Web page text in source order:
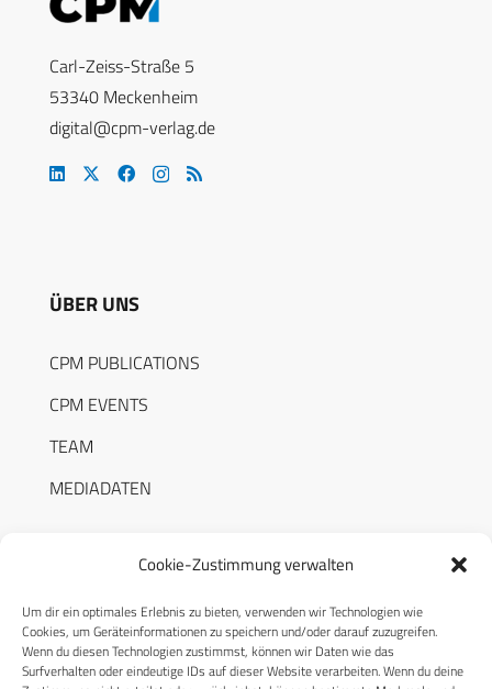
Cookie-Zustimmung verwalten
Um dir ein optimales Erlebnis zu bieten, verwenden wir Technologien wie
Cookies, um Geräteinformationen zu speichern und/oder darauf zuzugreifen.
Wenn du diesen Technologien zustimmst, können wir Daten wie das
Surfverhalten oder eindeutige IDs auf dieser Website verarbeiten. Wenn du deine
Carl-Zeiss-Straße 5
53340 Meckenheim
digital@cpm-verlag.de
ÜBER UNS
CPM PUBLICATIONS
CPM EVENTS
TEAM
MEDIADATEN
RECHTLICHES
Datenschutzerklärung